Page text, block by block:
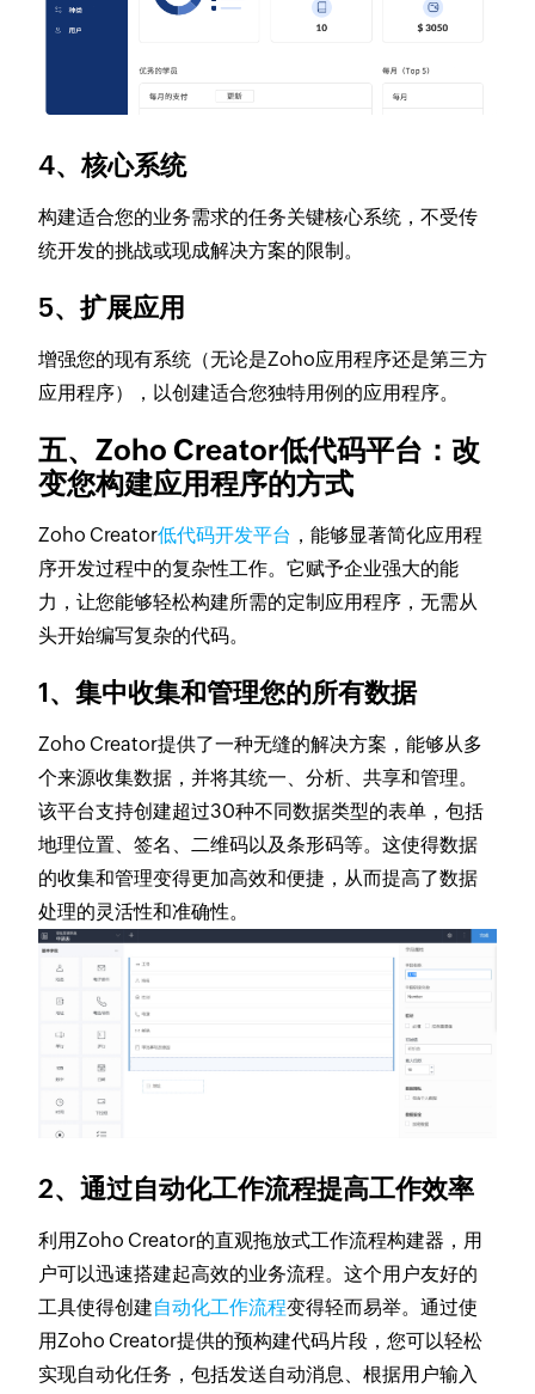
4、核心系统
构建适合您的业务需求的任务关键核心系统，不受传
统开发的挑战或现成解决方案的限制。
5、扩展应用
增强您的现有系统（无论是Zoho应用程序还是第三方
应用程序），以创建适合您独特用例的应用程序。
五、Zoho Creator低代码平台：改
变您构建应用程序的方式
Zoho Creator低代码开发平台 ，能够显著简化应用程
序开发过程中的复杂性工作。它赋予企业强大的能
力，让您能够轻松构建所需的定制应用程序，无需从
头开始编写复杂的代码。
1、集中收集和管理您的所有数据
Zoho Creator提供了一种无缝的解决方案，能够从多
个来源收集数据，并将其统一、分析、共享和管理。
该平台支持创建超过30种不同数据类型的表单，包括
地理位置、签名、二维码以及条形码等。这使得数据
的收集和管理变得更加高效和便捷，从而提高了数据
处理的灵活性和准确性。
2、通过自动化工作流程提高工作效率
利用Zoho Creator的直观拖放式工作流程构建器，用
户可以迅速搭建起高效的业务流程。这个用户友好的
工具使得创建自动化工作流程变得轻而易举。通过使
用Zoho Creator提供的预构建代码片段，您可以轻松
实现自动化任务，包括发送自动消息、根据用户输入